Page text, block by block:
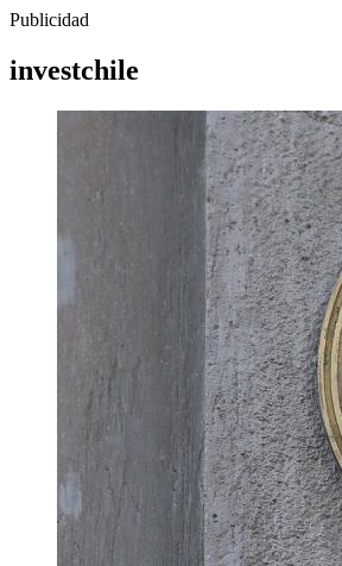
Publicidad
investchile